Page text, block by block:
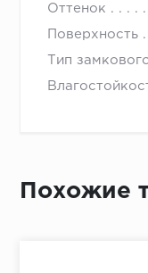
Оттенок
Поверхность
Тип
Похожие